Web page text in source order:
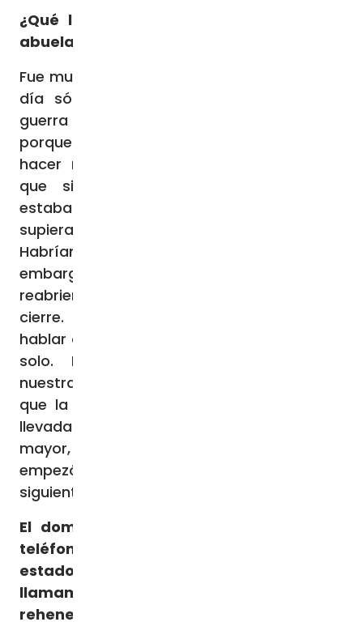
¿Qué les dijo a sus dos hijos sobre su
abuela?
Fue muy difícil decidir qué decirles. El primer
día sólo dijimos que había estallado la
guerra y que estábamos preocupados
porque mi abuela vivía cerca. Empezaron a
hacer muchas preguntas, les explicamos
que simplemente no sabíamos dónde
estaba la abuela. No queríamos que
supieran que la habían secuestrado.
Habrían estado demasiado asustados. Sin
embargo, el domingo las escuelas
reabrieron después de dos semanas de
cierre. Imaginamos que alguien podría
hablar de los rehenes y lo entendería por sí
solo. Luego comenzamos a expresar
nuestra preocupación por la posibilidad de
que la abuela hubiera sido secuestrada y
llevada a Gaza. Especialmente para el
mayor, que tiene 8 años, fue un día difícil,
empezó a asustarse mucho. Pero al día
siguiente estaba un poco mejor.
El domingo pasado, el Papa habló por
teléfono con el presidente
estadounidense Biden y reiteró su
llamamiento para la liberación de los
rehenes.